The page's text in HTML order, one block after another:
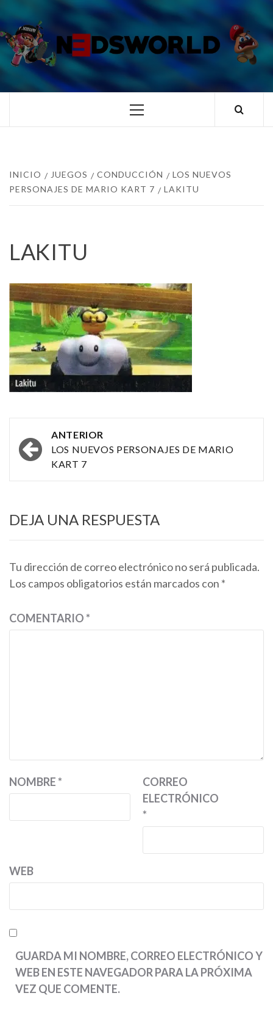
al
contenido
TUS ESPECIALISTAS EN NINTENDO
Menú
INICIO JUEGOS CONDUCCIÓN
LOS NUEVOS
PERSONAJES DE MARIO KART 7
LAKITU
LAKITU
Navegación
por
ANTERIOR
LOS NUEVOS PERSONAJES DE MARIO
KART 7
DEJA UNA RESPUESTA
Tu dirección de correo electrónico no será publicada.
Los campos obligatorios están marcados con *
COMENTARIO*
NOMBRE*
CORREO
ELECTRÓNICO
*
WEB
GUARDA MI NOMBRE, CORREO ELECTRÓNICO Y
WEB EN ESTE NAVEGADOR PARA LA PRÓXIMA
VEZ QUE COMENTE.